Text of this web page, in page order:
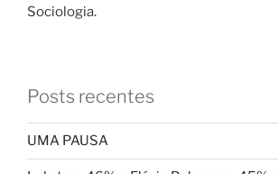
Sociologia.
Posts recentes
UMA PAUSA